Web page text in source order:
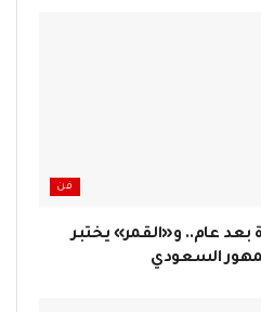
فن
عام.. و«القمر» يختبر
السعودي